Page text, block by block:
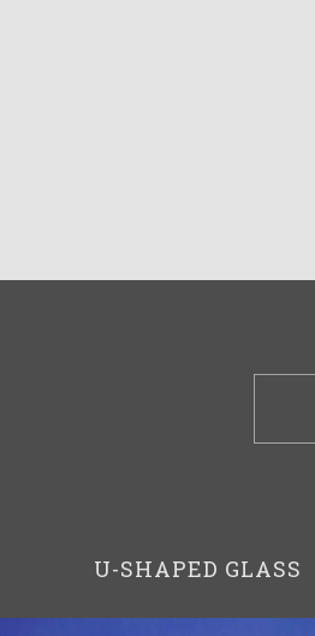
U-SHAPED GLASS